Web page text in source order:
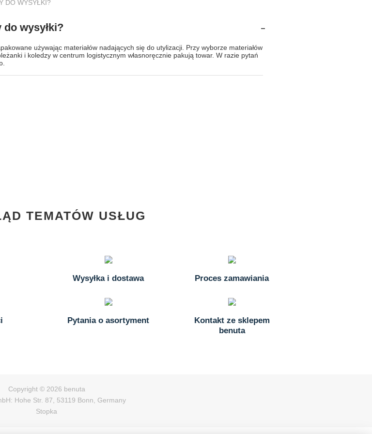
DO WYSYŁKI?
wysyłki?
używając materiałów nadających się do utylizacji. Przy wyborze materiałów
i koledzy w centrum logistycznym własnoręcznie pakują towar. W razie pytań
TEMATÓW USŁUG
Wysyłka i dostawa Proces zamawiania
Pytania o asortyment
Kontakt ze sklepem
benuta
Copyright © 2026 benuta
Hohe Str. 87, 53119 Bonn, Germany
Stopka